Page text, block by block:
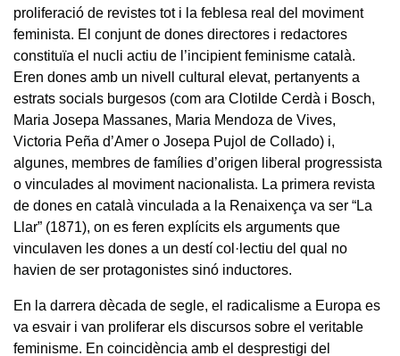
proliferació de revistes tot i la feblesa real del moviment
feminista. El conjunt de dones directores i redactores
constituïa el nucli actiu de l’incipient feminisme català.
Eren dones amb un nivell cultural elevat, pertanyents a
estrats socials burgesos (com ara Clotilde Cerdà i Bosch,
Maria Josepa Massanes, Maria Mendoza de Vives,
Victoria Peña d’Amer o Josepa Pujol de Collado) i,
algunes, membres de famílies d’origen liberal progressista
o vinculades al moviment nacionalista. La primera revista
de dones en català vinculada a la Renaixença va ser “La
Llar” (1871), on es feren explícits els arguments que
vinculaven les dones a un destí col·lectiu del qual no
havien de ser protagonistes sinó inductores.
En la darrera dècada de segle, el radicalisme a Europa es
va esvair i van proliferar els discursos sobre el veritable
feminisme. En coincidència amb el desprestigi del